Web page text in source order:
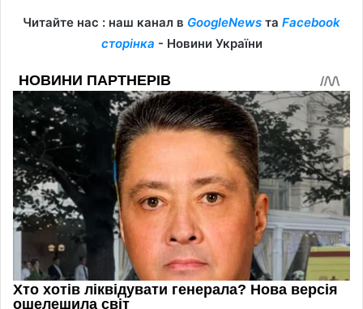
Читайте нас : наш канал в GoogleNews та Facebook
сторінка - Новини України